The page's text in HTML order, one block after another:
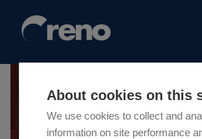
About cookies on this
We use cookies to collect and
information on site performance